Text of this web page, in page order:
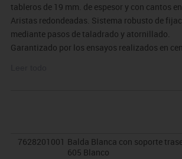
tableros de 19 mm. de espesor y con cantos
Aristas redondeadas. Sistema robusto de
mediante pasos de taladrado y atornillado.
Garantizado por los ensayos realizados en
7628201001 Balda Blanca con soporte
605 Blanco